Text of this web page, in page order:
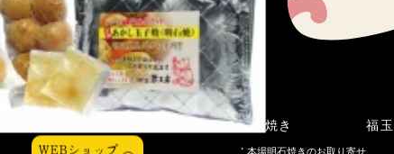
WEBショップ
こだわり明石焼き
本場明石焼きのお取り寄せ
福